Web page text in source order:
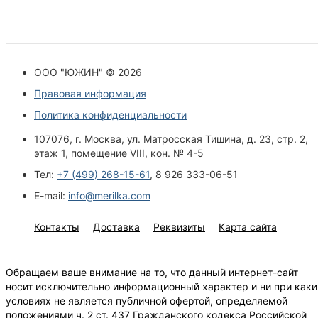
ООО "ЮЖИН" © 2026
Правовая информация
Политика конфиденциальности
107076, г. Москва, ул. Матросская Тишина, д. 23, стр. 2,
этаж 1, помещение VIII, кон. № 4-5
Тел: +7 (499) 268-15-61, 8 926 333-06-51
E-mail: info@merilka.com
Контакты Доставка Реквизиты Карта сайта
Обращаем ваше внимание на то, что данный интернет-сайт
носит исключительно информационный характер и ни при
условиях не является публичной офертой, определяемой
положениями ч. 2 ст. 437 Гражданского кодекса Российской